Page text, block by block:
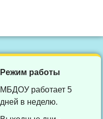
Режим работы
МБДОУ работает 5
дней в неделю.